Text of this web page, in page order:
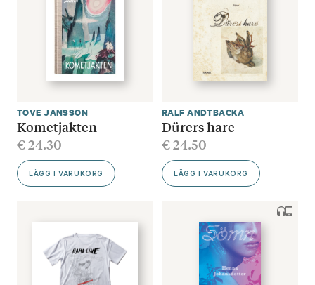
TOVE JANSSON
Kometjakten
€24.30
LÄGG I VARUKORG
RALF ANDTBACKA
Dürers hare
€24.50
LÄGG I VARUKORG